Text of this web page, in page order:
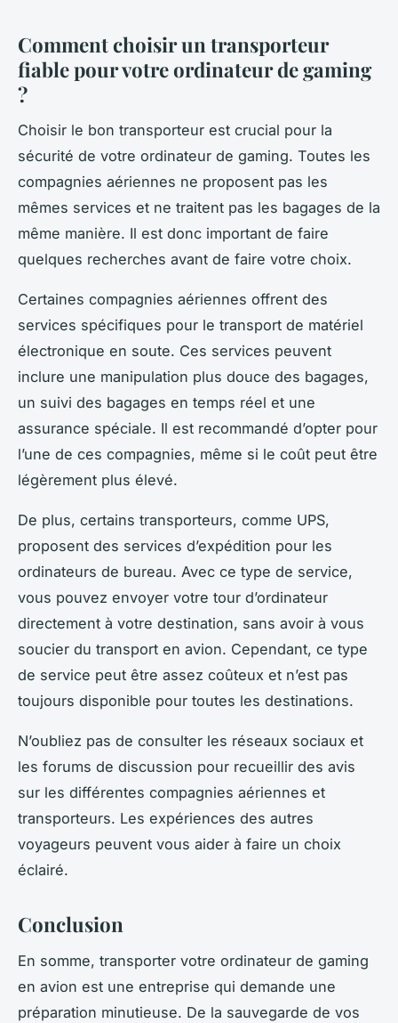
Comment choisir un transporteur
fiable pour votre ordinateur de gaming
?
Choisir le bon transporteur est crucial pour la
sécurité de votre ordinateur de gaming. Toutes les
compagnies aériennes ne proposent pas les
mêmes services et ne traitent pas les bagages de la
même manière. Il est donc important de faire
quelques recherches avant de faire votre choix.
Certaines compagnies aériennes offrent des
services spécifiques pour le transport de matériel
électronique en soute. Ces services peuvent
inclure une manipulation plus douce des bagages,
un suivi des bagages en temps réel et une
assurance spéciale. Il est recommandé d’opter pour
l’une de ces compagnies, même si le coût peut être
légèrement plus élevé.
De plus, certains transporteurs, comme UPS,
proposent des services d’expédition pour les
ordinateurs de bureau. Avec ce type de service,
vous pouvez envoyer votre tour d’ordinateur
directement à votre destination, sans avoir à vous
soucier du transport en avion. Cependant, ce type
de service peut être assez coûteux et n’est pas
toujours disponible pour toutes les destinations.
N’oubliez pas de consulter les réseaux sociaux et
les forums de discussion pour recueillir des avis
sur les différentes compagnies aériennes et
transporteurs. Les expériences des autres
voyageurs peuvent vous aider à faire un choix
éclairé.
Conclusion
En somme, transporter votre ordinateur de gaming
en avion est une entreprise qui demande une
préparation minutieuse. De la sauvegarde de vos